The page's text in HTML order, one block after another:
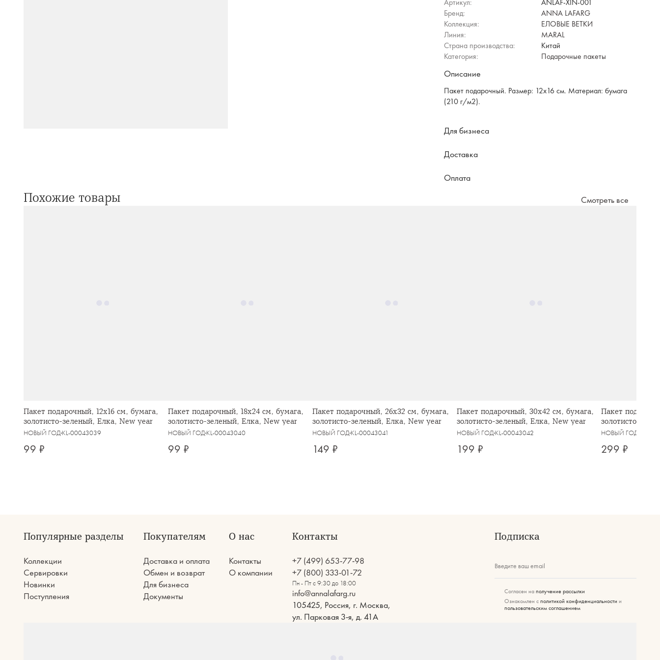
Артикул:
ANLAF-XIN-001
Бренд:
ANNA LAFARG
Коллекция:
ЕЛОВЫЕ ВЕТКИ
Линия:
MARAL
Страна производства:
Китай
Категория:
Подарочные пакеты
Описание
Пакет подарочный. Размер: 12х16 см. Материал: бумага
(210 г/м2).
Для бизнеса
Доставка
Оплата
Похожие товары Смотреть все
Пакет подарочный, 12х16 см, бумага,
золотисто-зеленый, Елка, New year
НОВЫЙ ГОДKL-00043039
99 ₽
Пакет подарочный, 18х24 см, бумага,
золотисто-зеленый, Елка, New year
НОВЫЙ ГОДKL-00043040
99 ₽
Пакет подарочный, 26х32 см, бумага,
золотисто-зеленый, Елка, New year
НОВЫЙ ГОДKL-00043041
149 ₽
Пакет подарочный, 30х42 см, бумага,
золотисто-зеленый, Елка, New year
НОВЫЙ ГОДKL-00043042
199 ₽
Пакет
золотисто-
НОВЫЙ ГОД
299 ₽
Популярные разделы
Коллекции
Сервировки
Новинки
Поступления
Покупателям
Доставка и оплата
Обмен и возврат
Для бизнеса
Документы
О нас
Контакты
О компании
Контакты
+7 (499) 653-77-98
+7 (800) 333-01-72
Пн - Пт с 9:30 до 18:00
info@annalafarg.ru
105425, Россия, г. Москва,
ул. Парковая 3-я, д. 41А
Подписка
Введите ваш email
Согласен на получение рассылки
Ознакомлен с политикой конфиденциальности и
пользовательским соглашением